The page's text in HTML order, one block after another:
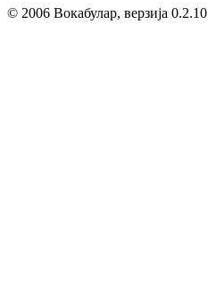
© 2006 Вокабулар, верзија 0.2.10